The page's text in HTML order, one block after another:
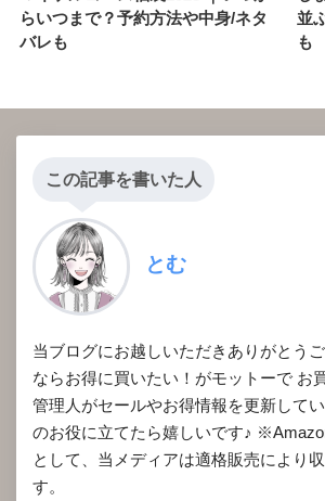
らいつまで？予約方法や中身/ネタ
バレも
並
も
この記事を書いた人
とむ
当ブログにお越しいただきありがとう
ならお得に買いたい！がモットーで お
管理人がセールやお得情報を更新して
のお役に立てたら嬉しいです♪
として、当メディアは適格販売により
す。